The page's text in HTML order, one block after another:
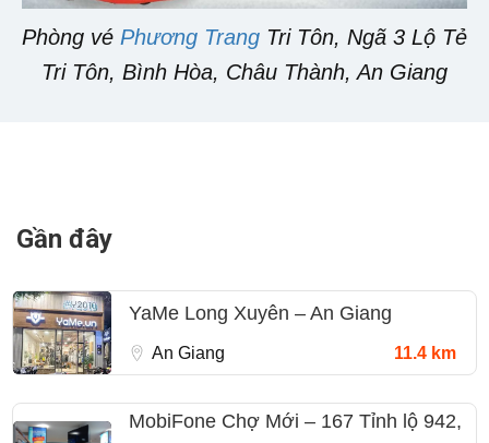
Phòng vé Phương Trang Tri Tôn, Ngã 3 Lộ Tẻ
Tri Tôn, Bình Hòa, Châu Thành, An Giang
Gần đây
YaMe Long Xuyên – An Giang
An Giang 11.4 km
MobiFone Chợ Mới – 167 Tỉnh lộ 942,